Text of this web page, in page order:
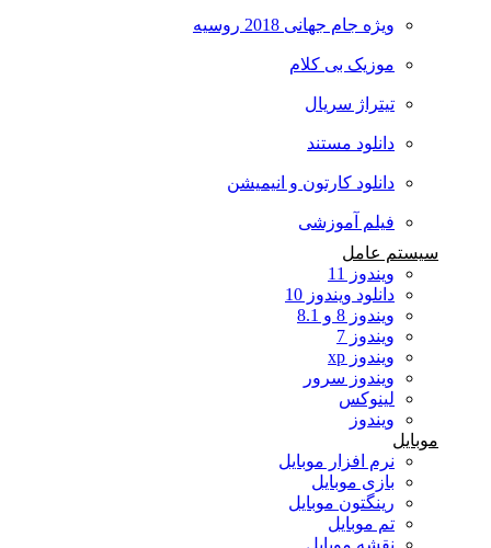
ویژه جام جهانی 2018 روسیه
موزیک بی کلام
تیتراژ سریال
دانلود مستند
دانلود کارتون و انیمیشن
فیلم آموزشی
سیستم عامل
ویندوز 11
دانلود ویندوز 10
ویندوز 8 و 8.1
ویندوز 7
ویندوز xp
ویندوز سرور
لینوکس
ویندوز
موبایل
نرم افزار موبایل
بازی موبایل
رینگتون موبایل
تم موبایل
نقشه موبایل